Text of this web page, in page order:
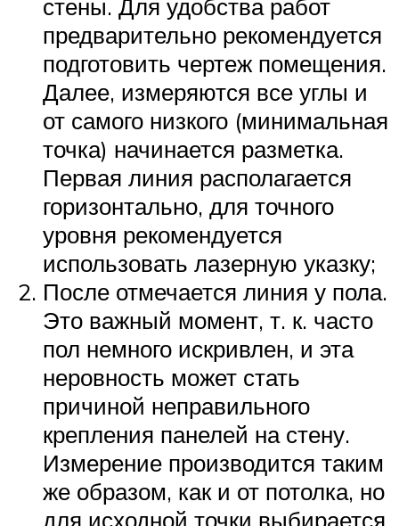
стены. Для удобства работ
предварительно рекомендуется
подготовить чертеж помещения.
Далее, измеряются все углы и
от самого низкого (минимальная
точка) начинается разметка.
Первая линия располагается
горизонтально, для точного
уровня рекомендуется
использовать лазерную указку;
После отмечается линия у пола.
Это важный момент, т. к. часто
пол немного искривлен, и эта
неровность может стать
причиной неправильного
крепления панелей на стену.
Измерение производится таким
же образом, как и от потолка, но
для исходной точки выбирается